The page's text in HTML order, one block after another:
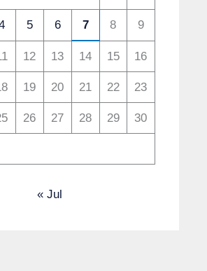
5 6 7 8 9
12 13 14 15 16
19 20 21 22 23
26 27 28 29 30
« Jul